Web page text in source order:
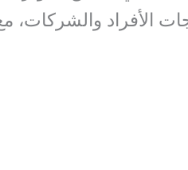
الأفراد والشركات،